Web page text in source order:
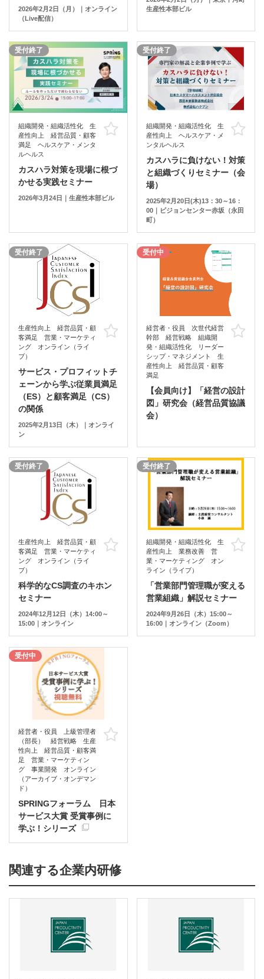
2026年2月2日（月）｜オンライン
（Live配信）
生産性本部ビル
受付終了
組織開発・組織活性化 生
産性向上 経営品質・顧客
満足 ヘルスケア・メンタ
ルヘルス
お気に入り
カスハラ対策を現場に根づ
かせる実践セミナー
2026年3月24日｜生産性本部ビル
受付終了
組織開発・組織活性化 生
産性向上 ヘルスケア・メ
ンタルヘルス
カスハラに負けない！対策
と組織づくりセミナー（会
場）
2025年2月20日(木)13：30～16：
00｜ビジョンセンター赤坂（永田
町）
受付終了
生産性向上 経営品質・顧
客満足 営業・マーケティ
ング オンライン（ライ
ブ）
お気に入り
サービス・プロフィットチ
ェーンから学ぶ従業員満足
（ES）と顧客満足（CS）
の関係
2025年2月13日（木）｜オンライ
ン
受付中
経営者・役員 次世代経営
幹部 経営戦略 組織開
発・組織活性化 リーダー
シップ・マネジメント 生
産性向上 経営品質・顧客
満足
【会員向け】「経営の設計
図」研究会（経営品質協議
会）
受付終了
生産性向上 経営品質・顧
客満足 営業・マーケティ
ング オンライン（ライ
ブ）
お気に入り
科学的なCS調査のキホン
セミナー
2024年12月12日（木）14:00～
15:00｜オンライン
受付終了
組織開発・組織活性化 生
産性向上 業務改善 営
業・マーケティング オン
ライン（ライブ）
「営業部門管理職が変える
営業組織」解説セミナー
2024年9月26日（木）15:00～
16:00｜オンライン（Zoom）
受付中
経営者・役員 上級管理者
（部長） 経営戦略 生産
性向上 経営品質・顧客満
足 営業・マーケティン
グ 事業開発 オンライン
（アーカイブ・オンデマン
ド）
SPRINGフォーラム 日本
サービス大賞 受賞事例に
学ぶ！シリーズ
関連する企業内研修